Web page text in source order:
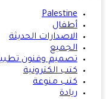
Palestine
أطفال
الاصدارات الحديثة
الجميع
تصميم وفنون تطبيقية
كتب الكترونية
كتب منوعة
ريادة